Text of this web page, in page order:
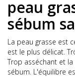
peau
sébum
La peau grasse est
est le plus délicat.
Trop asséchant et
sébum. L'équilibre